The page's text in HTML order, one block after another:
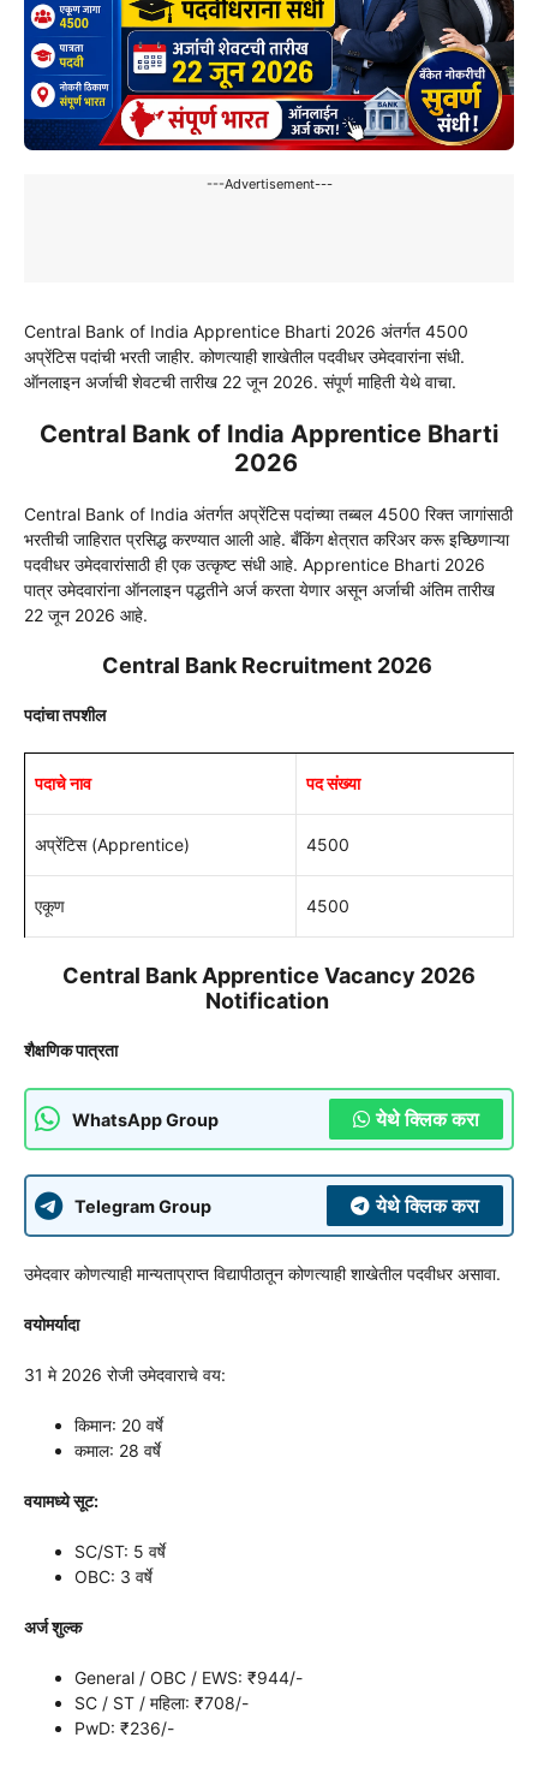
---Advertisement---
Central Bank of India Apprentice Bharti 2026 अंतर्गत 4500
अप्रेंटिस पदांची भरती जाहीर. कोणत्याही शाखेतील पदवीधर उमेदवारांना संधी.
ऑनलाइन अर्जाची शेवटची तारीख 22 जून 2026. संपूर्ण माहिती येथे वाचा.
Central Bank of India Apprentice Bharti
2026
Central Bank of India अंतर्गत अप्रेंटिस पदांच्या तब्बल 4500 रिक्त जागांसाठी
भरतीची जाहिरात प्रसिद्ध करण्यात आली आहे. बँकिंग क्षेत्रात करिअर करू इच्छिणाऱ्या
पदवीधर उमेदवारांसाठी ही एक उत्कृष्ट संधी आहे. Apprentice Bharti 2026
पात्र उमेदवारांना ऑनलाइन पद्धतीने अर्ज करता येणार असून अर्जाची अंतिम तारीख
22 जून 2026 आहे.
Central Bank Recruitment 2026
पदांचा तपशील
पदाचे नाव पद संख्या
अप्रेंटिस (Apprentice) 4500
एकूण 4500
Central Bank Apprentice Vacancy 2026
Notification
शैक्षणिक पात्रता
WhatsApp Group येथे क्लिक करा
Telegram Group येथे क्लिक करा
उमेदवार कोणत्याही मान्यताप्राप्त विद्यापीठातून कोणत्याही शाखेतील पदवीधर असावा.
वयोमर्यादा
31 मे 2026 रोजी उमेदवाराचे वय:
किमान: 20 वर्षे
कमाल: 28 वर्षे
वयामध्ये सूट:
SC/ST: 5 वर्षे
OBC: 3 वर्षे
अर्ज शुल्क
General / OBC / EWS: ₹944/-
SC / ST / महिला: ₹708/-
PwD: ₹236/-